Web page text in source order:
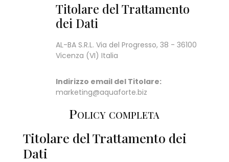
Titolare del Trattamento
dei Dati
AL-BA S.R.L. Via del Progresso, 38 - 36100
Vicenza (VI) Italia
Indirizzo email del Titolare:
marketing@aquaforte.biz
Policy completa
Titolare del Trattamento dei
Dati